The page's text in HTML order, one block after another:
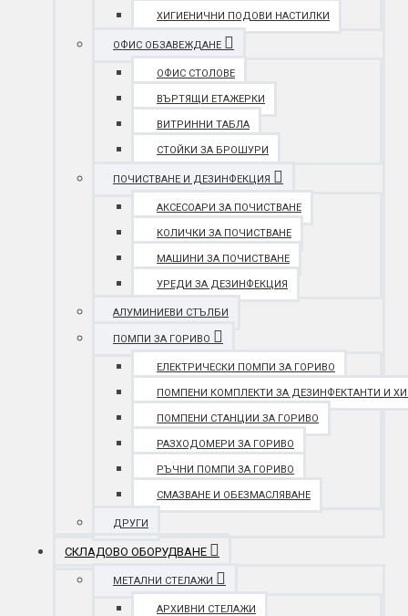
ХИГИЕНИЧНИ ПОДОВИ НАСТИЛКИ
ОФИС ОБЗАВЕЖДАНЕ
ОФИС СТОЛОВЕ
ВЪРТЯЩИ ЕТАЖЕРКИ
ВИТРИННИ ТАБЛА
СТОЙКИ ЗА БРОШУРИ
ПОЧИСТВАНЕ И ДЕЗИНФЕКЦИЯ
АКСЕСОАРИ ЗА ПОЧИСТВАНЕ
КОЛИЧКИ ЗА ПОЧИСТВАНЕ
МАШИНИ ЗА ПОЧИСТВАНЕ
УРЕДИ ЗА ДЕЗИНФЕКЦИЯ
АЛУМИНИЕВИ СТЪЛБИ
ПОМПИ ЗА ГОРИВО
ЕЛЕКТРИЧЕСКИ ПОМПИ ЗА ГОРИВО
ПОМПЕНИ КОМПЛЕКТИ ЗА ДЕЗИНФЕКТАНТИ И
ПОМПЕНИ СТАНЦИИ ЗА ГОРИВО
РАЗХОДОМЕРИ ЗА ГОРИВО
РЪЧНИ ПОМПИ ЗА ГОРИВО
СМАЗВАНЕ И ОБЕЗМАСЛЯВАНЕ
ДРУГИ
СКЛАДОВО ОБОРУДВАНЕ
МЕТАЛНИ СТЕЛАЖИ
АРХИВНИ СТЕЛАЖИ